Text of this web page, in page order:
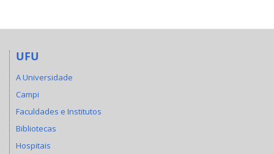
UFU
A Universidade
Campi
Faculdades e Institutos
Bibliotecas
Hospitais